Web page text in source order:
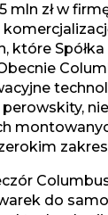
mln zł w
które
do